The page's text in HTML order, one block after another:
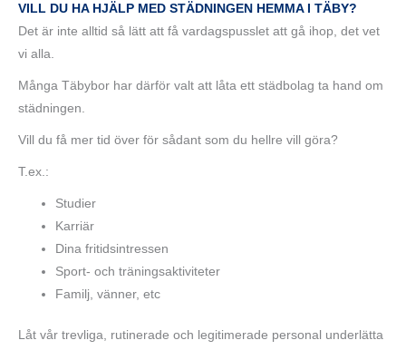
VILL DU HA HJÄLP MED STÄDNINGEN HEMMA I TÄBY?
Det är inte alltid så lätt att få vardagspusslet att gå ihop, det vet
vi alla.
Många Täbybor har därför valt att låta ett städbolag ta hand om
städningen.
Vill du få mer tid över för sådant som du hellre vill göra?
T.ex.:
Studier
Karriär
Dina fritidsintressen
Sport- och träningsaktiviteter
Familj, vänner, etc
Låt vår trevliga, rutinerade och legitimerade personal underlätta